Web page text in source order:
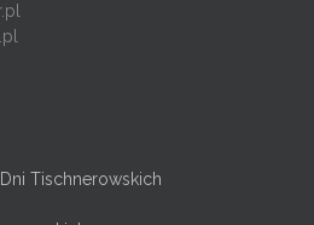
Tischnerowskich